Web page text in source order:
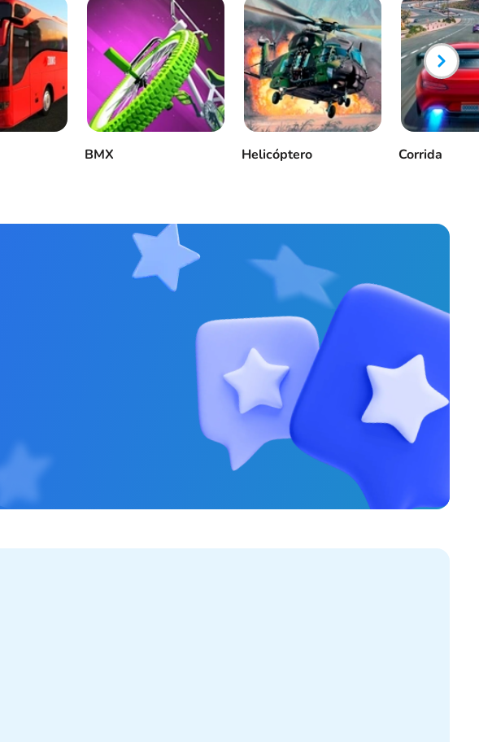
BMX Helicóptero Corrida